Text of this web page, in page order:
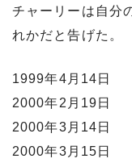
チャーリーは自分
れかだと告げた。
1999年4月14日
2000年2月19日
2000年3月14日
2000年3月15日